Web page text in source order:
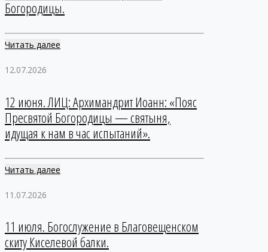
Богородицы.
Читать далее
12.07.2026
12 июня. ЛИЦ: Архимандрит Иоанн: «Пояс
Пресвятой Богородицы — святыня,
идущая к нам в час испытаний».
Читать далее
11.07.2026
11 июля. Богослужение в Благовещенском
скиту Киселевой балки.